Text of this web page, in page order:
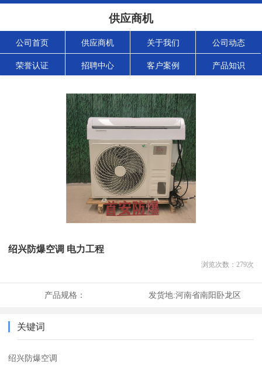
供应商机
公司首页 供应商机 关于我们 公司动态
荣誉认证 招聘中心 客户案例 产品知识
绍兴防爆空调 电力工程
浏览次数： 279次
产品规格： 发货地:河南省南阳卧龙区
关键词
绍兴防爆空调